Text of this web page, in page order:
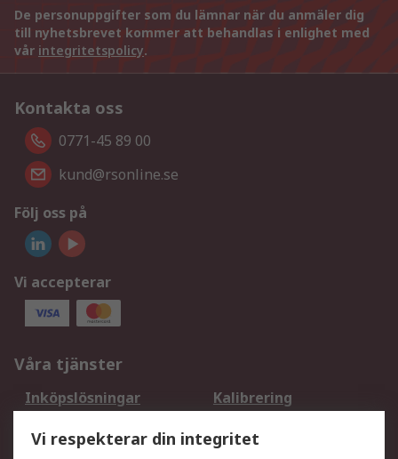
De personuppgifter som du lämnar när du anmäler dig
till nyhetsbrevet kommer att behandlas i enlighet med
vår integritetspolicy.
Kontakta oss
0771-45 89 00
kund@rsonline.se
Följ oss på
Vi accepterar
Våra tjänster
Inköpslösningar
Kalibrering
DesignSpark
Teknisk Support
Vi respekterar din integritet